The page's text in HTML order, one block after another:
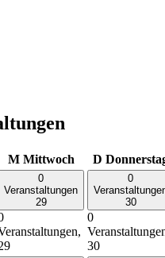
M Mittwoch D
0
Veranstaltungen
29
0
30
0
30